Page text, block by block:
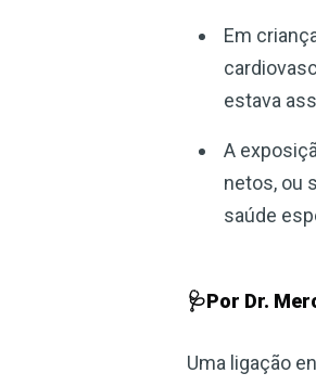
Em
estava
A
netos, ou
saúde
🩺Por Dr.
Uma ligação